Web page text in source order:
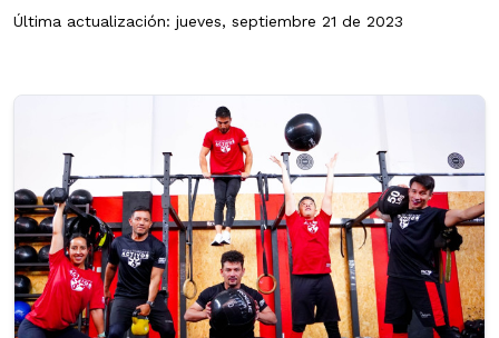
Última actualización: jueves, septiembre 21 de 2023